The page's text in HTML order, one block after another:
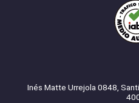
Inés Matte Urrejola 0848,